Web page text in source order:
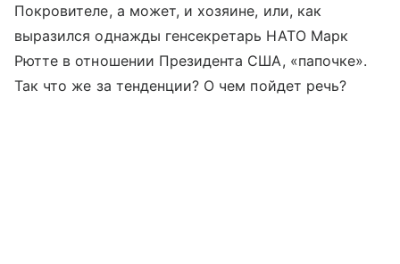
Покровителе, а может, и хозяине, или, как
выразился однажды генсекретарь НАТО Марк
Рютте в отношении Президента США, «папочке».
Так что же за тенденции? О чем пойдет речь?